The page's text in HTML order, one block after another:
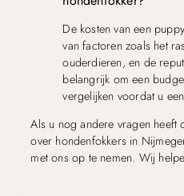
De kosten van een
van factoren zoals het
ouderdieren, en de
belangrijk om een
vergelijken voordat u
Als u nog andere vragen
over hondenfokkers in
met ons op te nemen. Wij